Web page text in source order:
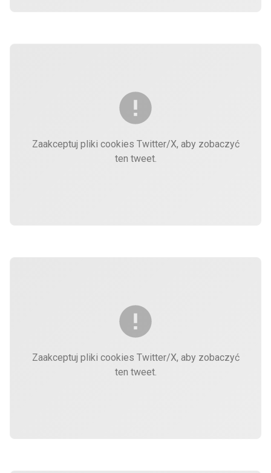
Zaakceptuj pliki cookies Twitter/X, aby zobaczyć
ten tweet.
Zaakceptuj pliki cookies Twitter/X, aby zobaczyć
ten tweet.